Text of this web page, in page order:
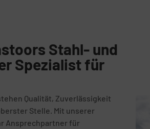
Stahl- und
Spezialist für
Qualität, Zuverlässigkeit
Stelle. Mit unserer
Ansprechpartner für